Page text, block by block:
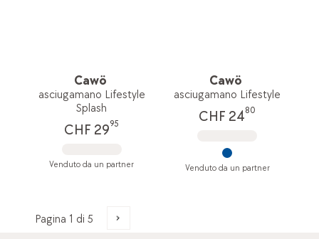
Cawö
asciugamano Lifestyle
Splash
CHF 2995
Venduto da un partner
Cawö
asciugamano Lifestyle
CHF 2480
Venduto da un partner